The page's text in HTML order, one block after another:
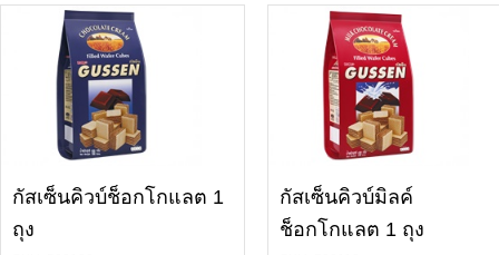
กัสเซ็นคิวบ์ช็อกโกแลต 1
ถุง
กัสเซ็นคิวบ์มิลค์
ช็อกโกแลต 1 ถุง